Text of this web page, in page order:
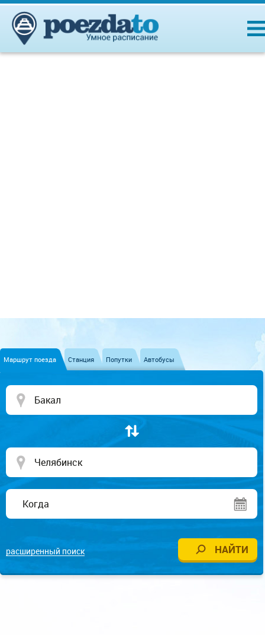
Маршрут поезда Станция Попутки Автобусы
расширенный поиск